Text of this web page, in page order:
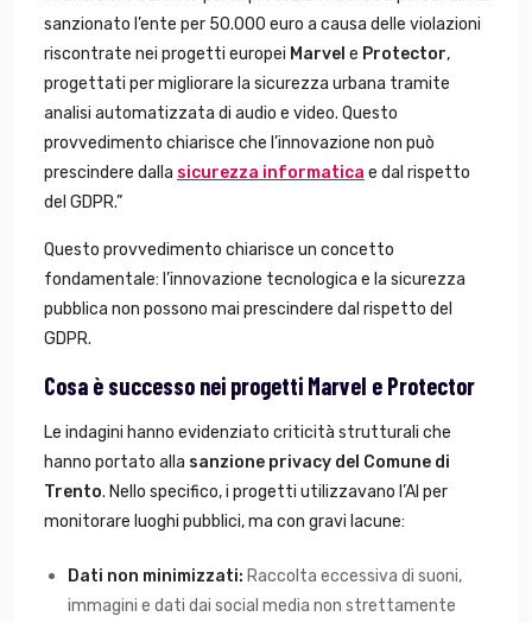
sanzionato l’ente per 50.000 euro a causa delle violazioni
riscontrate nei progetti europei Marvel e Protector,
progettati per migliorare la sicurezza urbana tramite
analisi automatizzata di audio e video. Questo
provvedimento chiarisce che l’innovazione non può
prescindere dalla sicurezza informatica e dal rispetto
del GDPR.”
Questo provvedimento chiarisce un concetto
fondamentale: l’innovazione tecnologica e la sicurezza
pubblica non possono mai prescindere dal rispetto del
GDPR.
Cosa è successo nei progetti Marvel e Protector
Le indagini hanno evidenziato criticità strutturali che
hanno portato alla sanzione privacy del Comune di
Trento. Nello specifico, i progetti utilizzavano l’AI per
monitorare luoghi pubblici, ma con gravi lacune:
Dati non minimizzati: Raccolta eccessiva di suoni,
immagini e dati dai social media non strettamente